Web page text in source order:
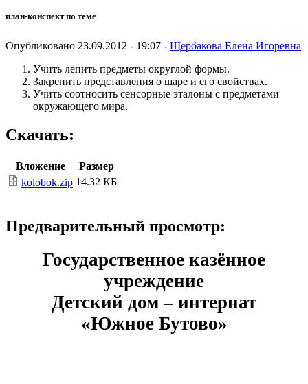
план-конспект по теме
Опубликовано 23.09.2012 - 19:07 - Щербакова Елена Игоревна
Учить лепить предметы округлой формы.
Закрепить представления о шаре и его свойствах.
Учить соотносить сенсорные эталоны с предметами
окружающего мира.
Скачать:
Вложение
Размер
kolobok.zip 14.32 КБ
Предварительный просмотр:
Государственное казённое
учреждение
Детский дом – интернат
«Южное Бутово»